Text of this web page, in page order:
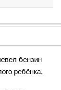
в Китай